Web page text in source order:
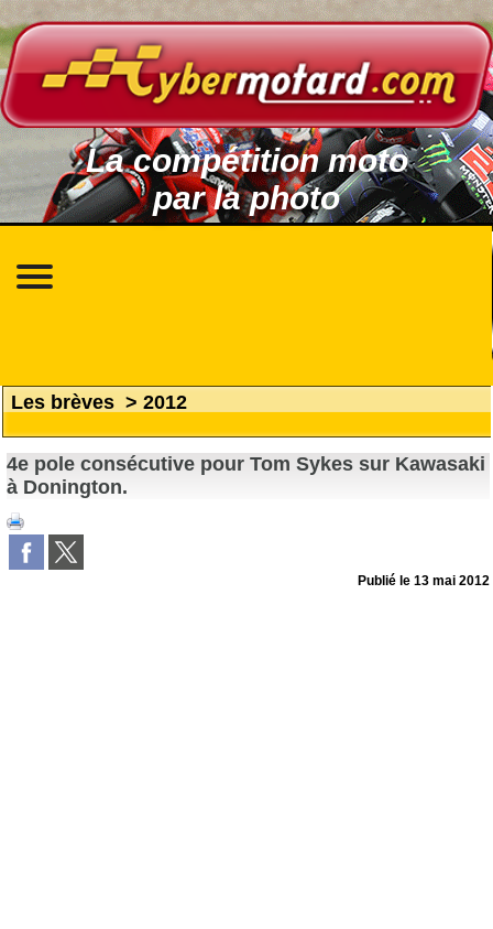
La compétition moto
par la photo
Les brèves > 2012
4e pole consécutive pour Tom Sykes sur Kawasaki
à Donington.
Publié le13 mai 2012